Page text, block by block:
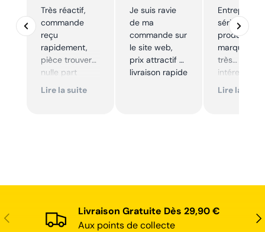
Très réactif,
commande
reçu
rapidement,
pièce trouver
nulle part
ailleurs et
Lire la suite
Je suis ravie
de ma
commande sur
le site web,
prix attractif et
livraison rapide
Entreprise
sérieuse,
produits de
marque à
très
Excellent
Lire la suite
Précédent
Livraison Gratuite Dès 29,90 €
Aux points de collecte